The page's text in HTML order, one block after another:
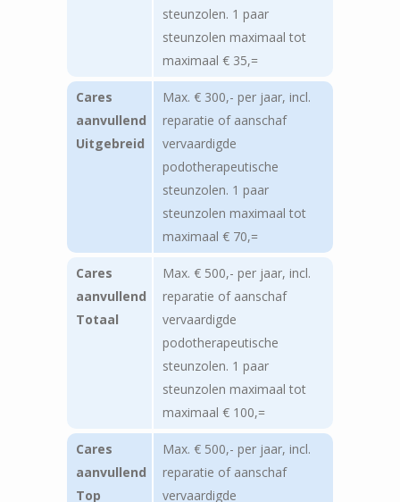
steunzolen. 1 paar
steunzolen maximaal tot
maximaal € 35,=
Cares
aanvullend
Uitgebreid
Max. € 300,- per jaar, incl.
reparatie of aanschaf
vervaardigde
podotherapeutische
steunzolen. 1 paar
steunzolen maximaal tot
maximaal € 70,=
Cares
aanvullend
Totaal
Max. € 500,- per jaar, incl.
reparatie of aanschaf
vervaardigde
podotherapeutische
steunzolen. 1 paar
steunzolen maximaal tot
maximaal € 100,=
Cares
aanvullend
Top
Max. € 500,- per jaar, incl.
reparatie of aanschaf
vervaardigde